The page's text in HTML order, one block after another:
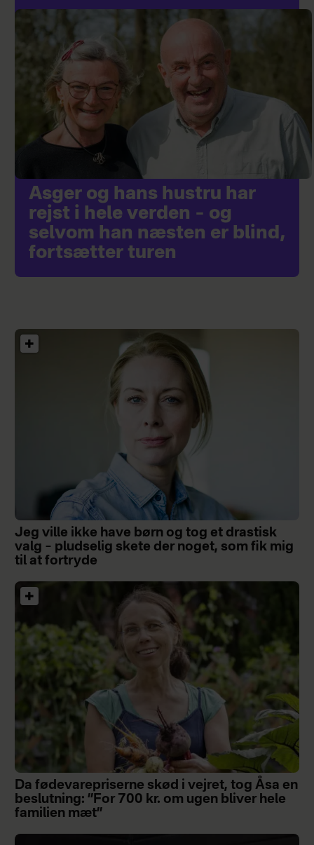
Asger og hans hustru har
rejst i hele verden – og
selvom han næsten er blind,
fortsætter turen
Jeg ville ikke have børn og tog et drastisk
valg – pludselig skete der noget, som fik mig
til at fortryde
Da fødevarepriserne skød i vejret, tog Åsa en
beslutning: ”For 700 kr. om ugen bliver hele
familien mæt”